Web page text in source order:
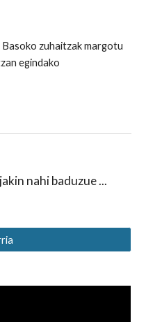
zuhaitzak margotu
egindako
nahi baduzue ...